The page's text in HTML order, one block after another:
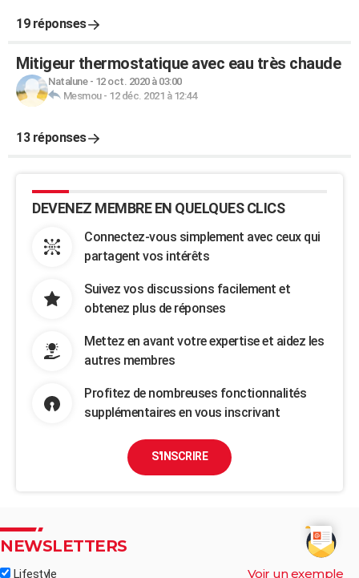
19 réponses
Mitigeur thermostatique avec eau très chaude
Natalune- 12 oct. 2020 à 03:00
Mesmou- 12 déc. 2021 à 12:44
13 réponses
DEVENEZ MEMBRE EN QUELQUES CLICS
Connectez-vous simplement avec ceux qui
partagent vos intérêts
Suivez vos discussions facilement et
obtenez plus de réponses
Mettez en avant votre expertise et aidez les
autres membres
Profitez de nombreuses fonctionnalités
supplémentaires en vous inscrivant
S'INSCRIRE
NEWSLETTERS
Lifestyle Voir un exemple